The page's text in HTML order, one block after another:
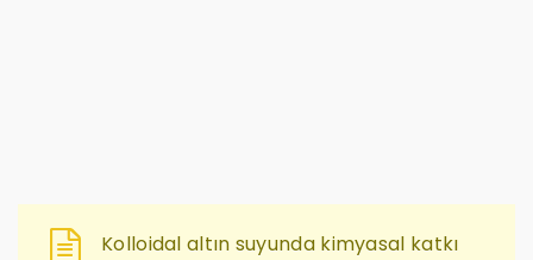
Kolloidal altın suyunda kimyasal katkı